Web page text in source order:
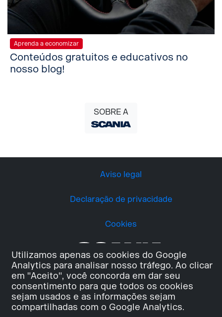
Utilizamos apenas os cookies do Google
Analytics para analisar nosso tráfego. Ao clicar
em "Aceito", você concorda em dar seu
consentimento para que todos os cookies
sejam usados e as informações sejam
compartilhadas com o Google Analytics.
Aprenda a economizar
Conteúdos gratuitos e educativos no
nosso blog!
SOBRE A
Aviso legal
Declaração de privacidade
Cookies